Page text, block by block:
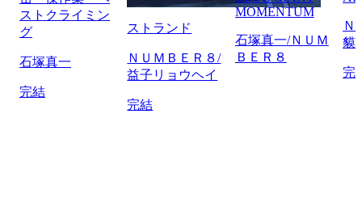
ストクライミン
グ
石塚真一
完結
ストランド
ＮＵＭＢＥＲ８/
益子リョウヘイ
完結
MOMENTUM
石塚真一/ＮＵＭ
ＢＥＲ８
Ｎ
貘
完